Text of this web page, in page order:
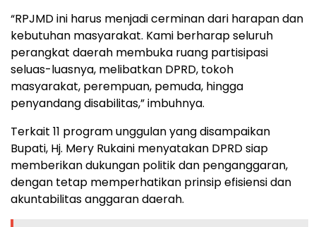
“RPJMD ini harus menjadi cerminan dari harapan dan
kebutuhan masyarakat. Kami berharap seluruh
perangkat daerah membuka ruang partisipasi
seluas-luasnya, melibatkan DPRD, tokoh
masyarakat, perempuan, pemuda, hingga
penyandang disabilitas,” imbuhnya.
Terkait 11 program unggulan yang disampaikan
Bupati, Hj. Mery Rukaini menyatakan DPRD siap
memberikan dukungan politik dan penganggaran,
dengan tetap memperhatikan prinsip efisiensi dan
akuntabilitas anggaran daerah.